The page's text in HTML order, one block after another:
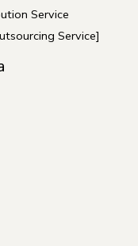
Service
Service]